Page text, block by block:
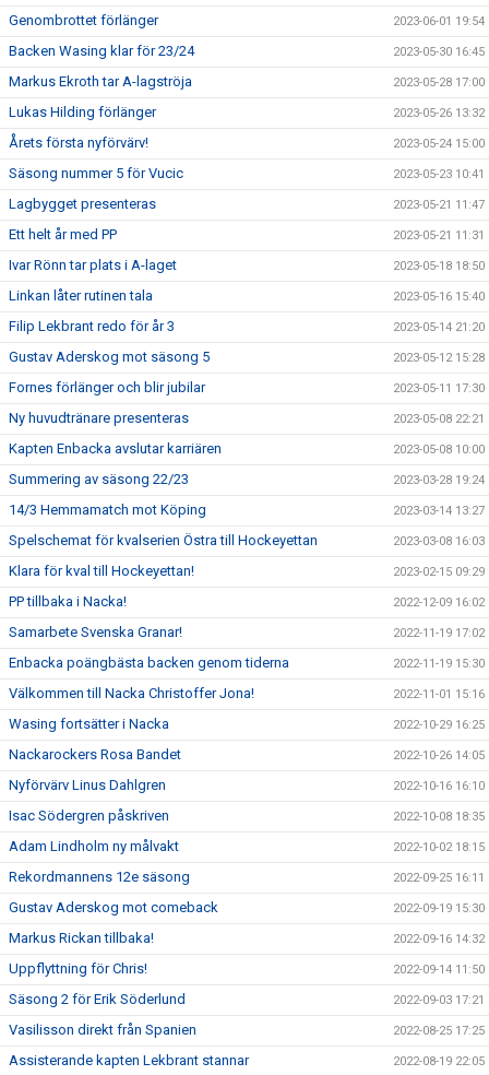
Genombrottet förlänger 2023-06-01 19:54
Backen Wasing klar för 23/24 2023-05-30 16:45
Markus Ekroth tar A-lagströja 2023-05-28 17:00
Lukas Hilding förlänger 2023-05-26 13:32
Årets första nyförvärv! 2023-05-24 15:00
Säsong nummer 5 för Vucic 2023-05-23 10:41
Lagbygget presenteras 2023-05-21 11:47
Ett helt år med PP 2023-05-21 11:31
Ivar Rönn tar plats i A-laget 2023-05-18 18:50
Linkan låter rutinen tala 2023-05-16 15:40
Filip Lekbrant redo för år 3 2023-05-14 21:20
Gustav Aderskog mot säsong 5 2023-05-12 15:28
Fornes förlänger och blir jubilar 2023-05-11 17:30
Ny huvudtränare presenteras 2023-05-08 22:21
Kapten Enbacka avslutar karriären 2023-05-08 10:00
Summering av säsong 22/23 2023-03-28 19:24
14/3 Hemmamatch mot Köping 2023-03-14 13:27
Spelschemat för kvalserien Östra till Hockeyettan 2023-03-08 16:03
Klara för kval till Hockeyettan! 2023-02-15 09:29
PP tillbaka i Nacka! 2022-12-09 16:02
Samarbete Svenska Granar! 2022-11-19 17:02
Enbacka poängbästa backen genom tiderna 2022-11-19 15:30
Välkommen till Nacka Christoffer Jona! 2022-11-01 15:16
Wasing fortsätter i Nacka 2022-10-29 16:25
Nackarockers Rosa Bandet 2022-10-26 14:05
Nyförvärv Linus Dahlgren 2022-10-16 16:10
Isac Södergren påskriven 2022-10-08 18:35
Adam Lindholm ny målvakt 2022-10-02 18:15
Rekordmannens 12e säsong 2022-09-25 16:11
Gustav Aderskog mot comeback 2022-09-19 15:30
Markus Rickan tillbaka! 2022-09-16 14:32
Uppflyttning för Chris! 2022-09-14 11:50
Säsong 2 för Erik Söderlund 2022-09-03 17:21
Vasilisson direkt från Spanien 2022-08-25 17:25
Assisterande kapten Lekbrant stannar 2022-08-19 22:05